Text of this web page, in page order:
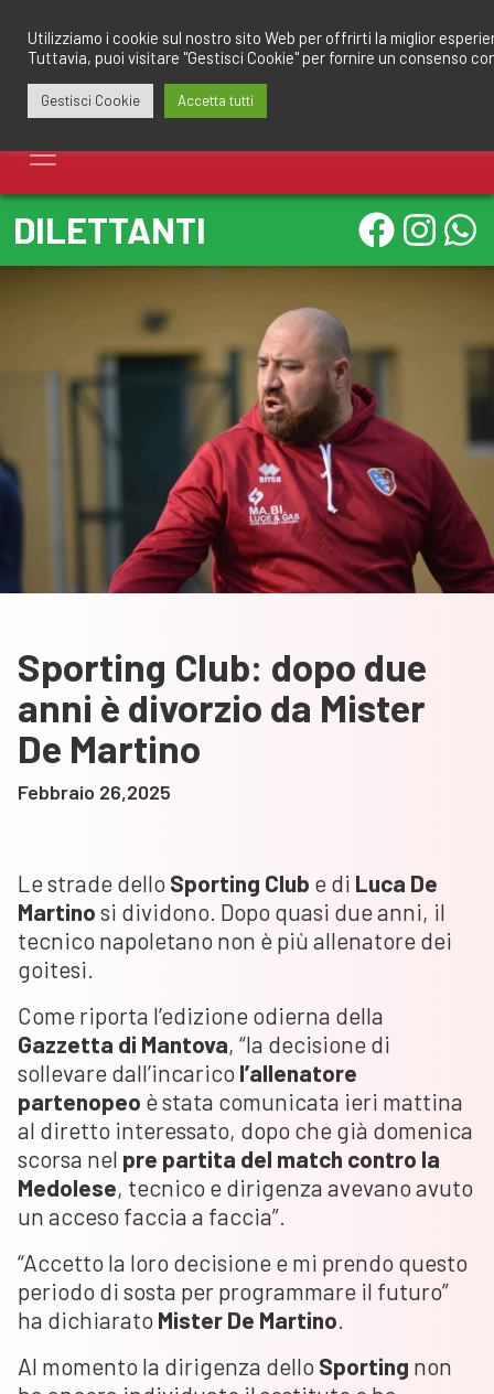
contenuto
DILETTANTI
Sporting Club: dopo due
anni è divorzio da Mister
De Martino
Febbraio 26,2025
Le strade dello Sporting Club e di Luca De
Martino si dividono. Dopo quasi due anni, il
tecnico napoletano non è più allenatore dei
goitesi.
Come riporta l’edizione odierna della
Gazzetta di Mantova, “la decisione di
sollevare dall’incarico l’allenatore
partenopeo è stata comunicata ieri mattina
al diretto interessato, dopo che già domenica
scorsa nel pre partita del match contro la
Medolese, tecnico e dirigenza avevano avuto
un acceso faccia a faccia”.
“Accetto la loro decisione e mi prendo questo
periodo di sosta per programmare il futuro”
ha dichiarato Mister De Martino.
Al momento la dirigenza dello Sporting non
Utilizziamo i cookie sul nostro sito Web per offrirti la miglior
Tuttavia, puoi visitare "Gestisci Cookie" per fornire un consenso
Gestisci Cookie Accetta tutti